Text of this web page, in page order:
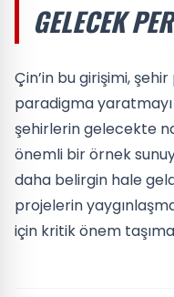
GELECEK
Çin’in bu girişimi,
paradigma
şehirlerin gelecekte
önemli bir örnek
daha belirgin hale
projelerin
için kritik önem